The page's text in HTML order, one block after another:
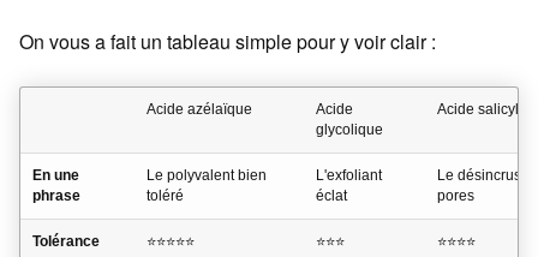
On vous a fait un tableau simple pour y voir clair :
Acide azélaïque
Acide
glycolique
Acide
En une
phrase
Le polyvalent bien
toléré
L'exfoliant
éclat
Le
pores
Tolérance ⭐⭐⭐⭐⭐ ⭐⭐⭐ ⭐⭐⭐⭐